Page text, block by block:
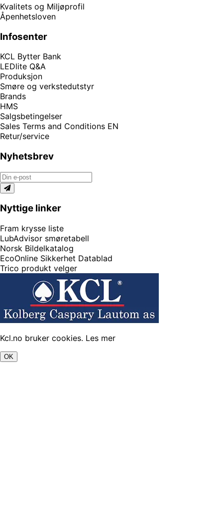
Kvalitets og Miljøprofil
Åpenhetsloven
Infosenter
KCL Bytter Bank
LEDlite Q&A
Produksjon
Smøre og verkstedutstyr
Brands
HMS
Salgsbetingelser
Sales Terms and Conditions EN
Retur/service
Nyhetsbrev
Nyttige linker
Fram krysse liste
LubAdvisor smøretabell
Norsk Bildelkatalog
EcoOnline Sikkerhet Datablad
Trico produkt velger
Kcl.no bruker cookies. Les mer
OK